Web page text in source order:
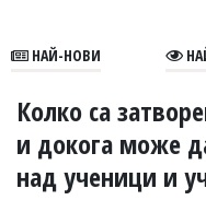
В
УКРАЙНА
СПОРТ
РАЗСЛЕДВАНЕ
НАЙ-НОВИ
Колко са
и докога може
над ученици и